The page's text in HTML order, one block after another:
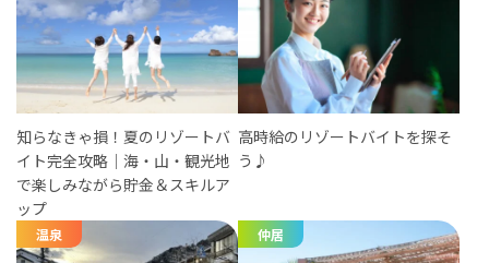
知らなきゃ損！夏のリゾートバ
イト完全攻略｜海・山・観光地
で楽しみながら貯金＆スキルア
ップ
高時給のリゾートバイトを探そ
う♪
温泉 仲居